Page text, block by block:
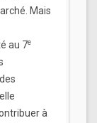
Mais
au 7e
à